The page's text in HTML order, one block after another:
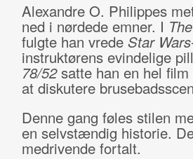
Alexandre O. Philippes
ned i nørdede emner. I
fulgte han vrede Star Wars
instruktørens evindelige
78/52satte han en hel
at diskutere
Denne gang føles stilen
en selvstændig historie.
medrivende fortalt.